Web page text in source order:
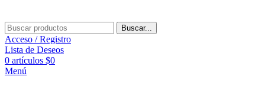
Buscar...
Acceso / Registro
Lista de Deseos
0 artículos $0
Menú